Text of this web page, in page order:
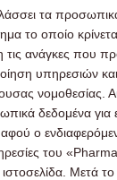
τα
το οποίο
ανάγκες που
υπηρεσιών
νομοθεσίας.
δεδομένα για
ο
του
ιστοσελίδα. Μετά